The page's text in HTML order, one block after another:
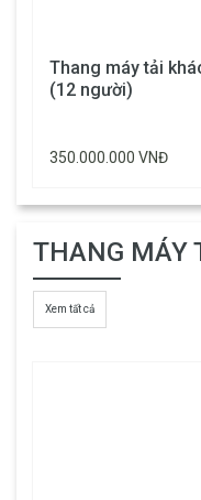
Thang máy tải
(12 người)
350.000.000 VNĐ
THANG MÁY
Xem tất cả